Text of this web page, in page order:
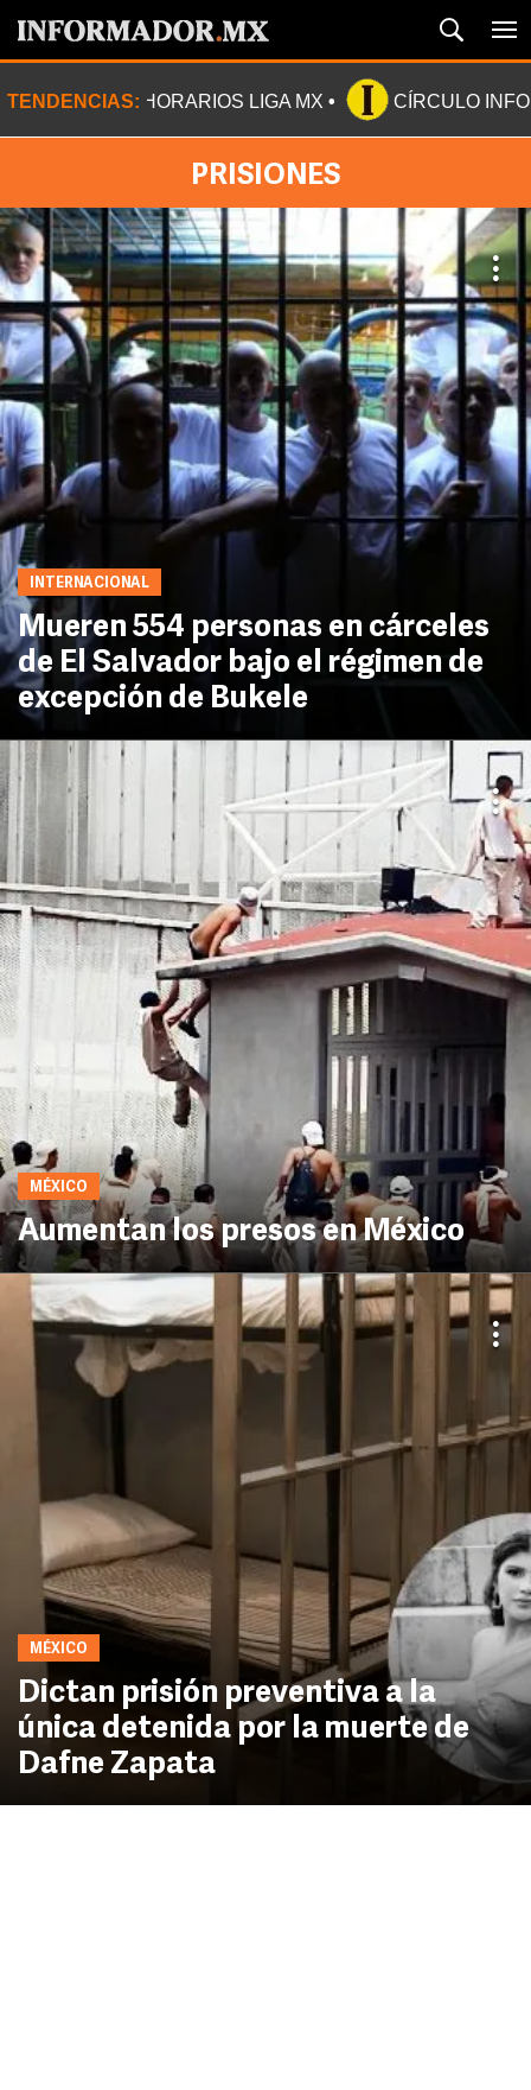
TENDENCIAS: HORARIOS LIGA MX CÍRCULO
PRISIONES
INTERNACIONAL
Mueren 554 personas en cárceles
de El Salvador bajo el régimen de
excepción de Bukele
MÉXICO
Aumentan los presos en México
MÉXICO
Dictan prisión preventiva a la
única detenida por la muerte de
Dafne Zapata